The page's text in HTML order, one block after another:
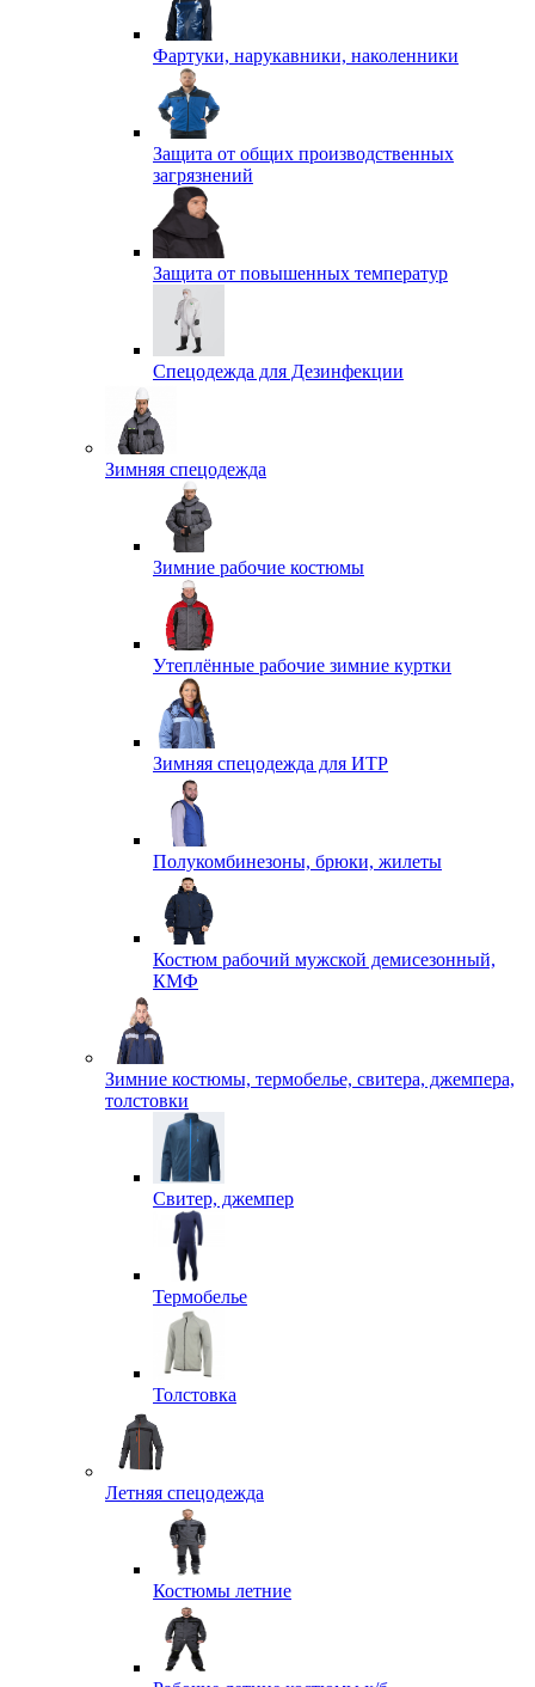
Фартуки, нарукавники, наколенники
Защита от общих производственных
загрязнений
Защита от повышенных температур
Спецодежда для Дезинфекции
Зимняя спецодежда
Зимние рабочие костюмы
Утеплённые рабочие зимние куртки
Зимняя спецодежда для ИТР
Полукомбинезоны, брюки, жилеты
Костюм рабочий мужской демисезонный,
КМФ
Зимние костюмы, термобелье, свитера, джемпера,
толстовки
Свитер, джемпер
Термобелье
Толстовка
Летняя спецодежда
Костюмы летние